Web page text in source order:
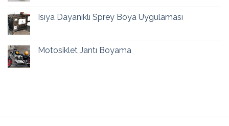
Isıya Dayanıklı Sprey Boya Uygulaması
Motosiklet Jantı Boyama